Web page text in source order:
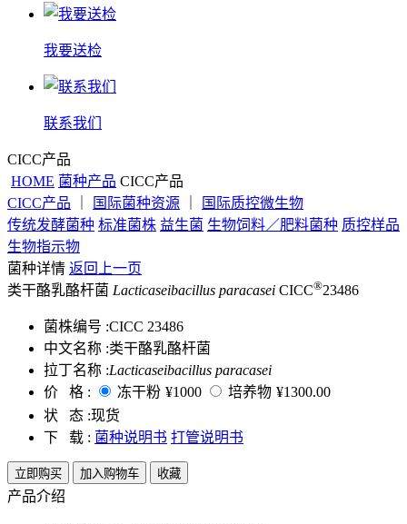
我要送检
联系我们
CICC产品
HOME 菌种产品 CICC产品
CICC产品
国际菌种资源
国际质控微生物
传统发酵菌种 标准菌株 益生菌 生物饲料／肥料菌种 质控样品
生物指示物
菌种详情 返回上一页
类干酪乳酪杆菌 Lacticaseibacillus paracasei CICC®23486
菌株编号 :CICC 23486
中文名称 :类干酪乳酪杆菌
拉丁名称 :Lacticaseibacillus paracasei
价 格 :
冻干粉 ¥1000 培养物 ¥1300.00
状 态 :现货
下 载 : 菌种说明书 打管说明书
立即购买 加入购物车 收藏
产品介绍